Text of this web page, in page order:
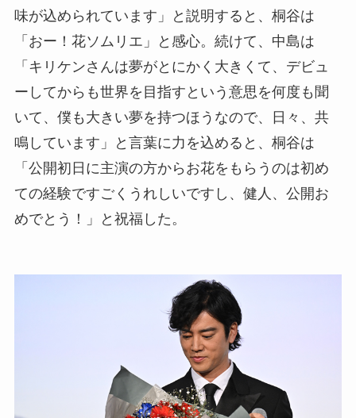
味が込められています」と説明すると、桐谷は
「おー！花ソムリエ」と感心。続けて、中島は
「キリケンさんは夢がとにかく大きくて、デビュ
ーしてからも世界を目指すという意思を何度も聞
いて、僕も大きい夢を持つほうなので、日々、共
鳴しています」と言葉に力を込めると、桐谷は
「公開初日に主演の方からお花をもらうのは初め
ての経験ですごくうれしいですし、健人、公開お
めでとう！」と祝福した。